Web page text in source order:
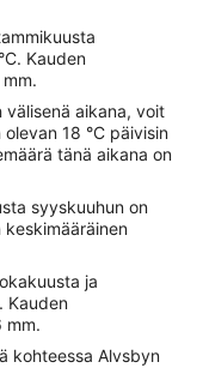
Kauden
välisenä aikana, voit
18 °C päivisin
tänä aikana on
syyskuuhun on
keskimääräinen
ja
Kauden
mm.
kohteessa Alvsbyn